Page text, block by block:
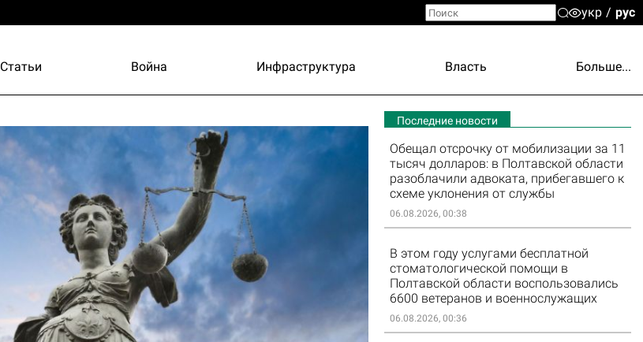
укр рус
Статьи Война Инфраструктура Власть Больше...
Последние новости
Обещал отсрочку от мобилизации за 11
тысяч долларов: в Полтавской области
разоблачили адвоката, прибегавшего к
схеме уклонения от службы
06.08.2026, 00:38
В этом году услугами бесплатной
стоматологической помощи в
Полтавской области воспользовались
6600 ветеранов и военнослужащих
06.08.2026, 00:36